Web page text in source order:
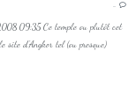
…
09:35 Ce temple ou plutôt cet
site d'Angkor tel (ou presque)